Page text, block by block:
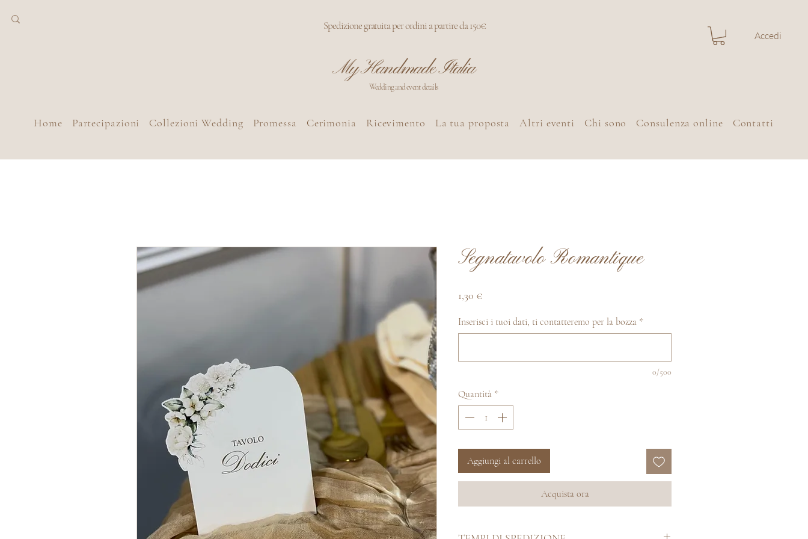
Spedizione gratuita per ordini a partire da 150€
My Handmade Italia
Wedding and event details
Accedi
Home Partecipazioni Collezioni Wedding Promessa Cerimonia Ricevimento La tua proposta Altri eventi Chi sono Consulenza online Contatti
Segnatavolo Romantique
1,30 €
Inserisci i tuoi dati, ti contatteremo per la bozza *
0/500
Quantità *
Aggiungi al carrello
Acquista ora